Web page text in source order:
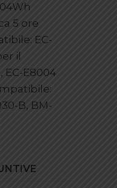
5 ore
EC-
il
EC-E8004
B, BM-